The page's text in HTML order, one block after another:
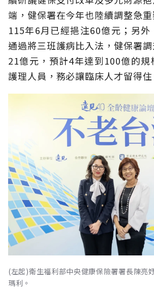
端，健保署在今年也陸續調整急
115年6月已經挹注60億元；另
通過將三班護病比入法，健保署
21億元，預計4年達到100億的規
護理人員，務必讓臨床人才留得住
(左起)衛生福利部中央健康保險署署長陳亮
瑪利。